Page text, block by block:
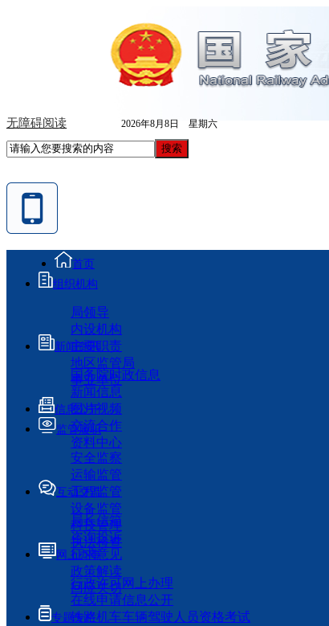
无障碍阅读 2026年8月8日 星期六
首页
组织机构
局领导
内设机构
主要职责
地区监管局
事业单位
新闻资讯
国务院时政信息
新闻信息
图片视频
交流合作
资料中心
信息公开
监管履职
安全监察
运输监管
工程监管
设备监管
科技管理
执法检查
互动交流
局长信箱
咨询投诉
征求意见
政策解读
回应关切
网上办事
行政许可网上办理
在线申请信息公开
铁路机车车辆驾驶人员资格考试
专题专栏